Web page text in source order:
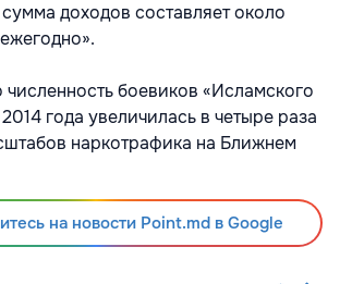
доходов составляет около
численность боевиков «Исламского
года увеличилась в четыре раза
наркотрафика на Ближнем
на новости Point.md в Google